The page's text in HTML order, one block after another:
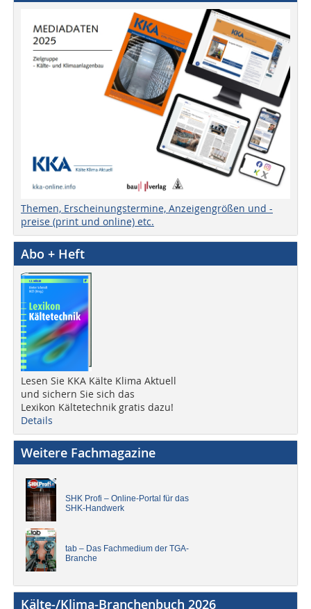
Themen, Erscheinungstermine, Anzeigengrößen und -
preise (print und online) etc.
Abo + Heft
Lesen Sie KKA Kälte Klima Aktuell
und sichern Sie sich das
Lexikon Kältetechnik gratis dazu!
Details
Weitere Fachmagazine
SHK Profi – Online-Portal für das
SHK-Handwerk
tab – Das Fachmedium der TGA-
Branche
Kälte-/Klima-Branchenbuch 2026